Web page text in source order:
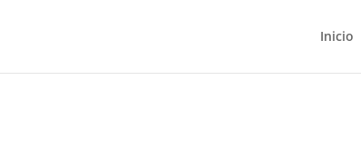
Inicio